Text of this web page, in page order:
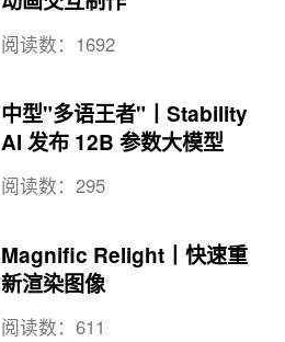
阅读数：1692
中型"多语王者"丨Stability
AI 发布 12B 参数大模型
阅读数：295
Magnific Relight丨快速重
新渲染图像
阅读数：611